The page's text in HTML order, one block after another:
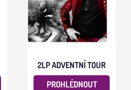
2LP ADVENTNÍ TOUR
PROHLÉDNOUT